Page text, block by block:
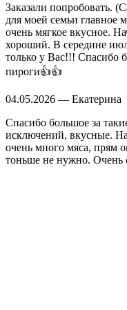
Заказали попробовать.
для моей семьи главное
очень мягкое вкусное.
хороший. В середине
только у Вас!!! Спасибо
пироги👍👍
04.05.2026 — Екатерина
Спасибо большое за
исключений, вкусные.
очень много мяса, прям
тоньше не нужно. Очень